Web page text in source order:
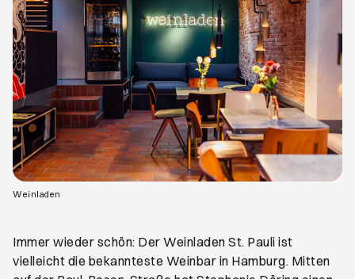
Weinladen
Immer wieder schön: Der Weinladen St. Pauli ist
vielleicht die bekannteste Weinbar in Hamburg. Mitten